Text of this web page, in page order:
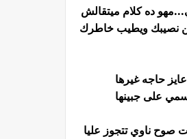
ده كلام ميتقالش
نصيبك ويطيب خاطرك
حاجه غيرها
على جبينها
صوح ناوي تتجوز عليا